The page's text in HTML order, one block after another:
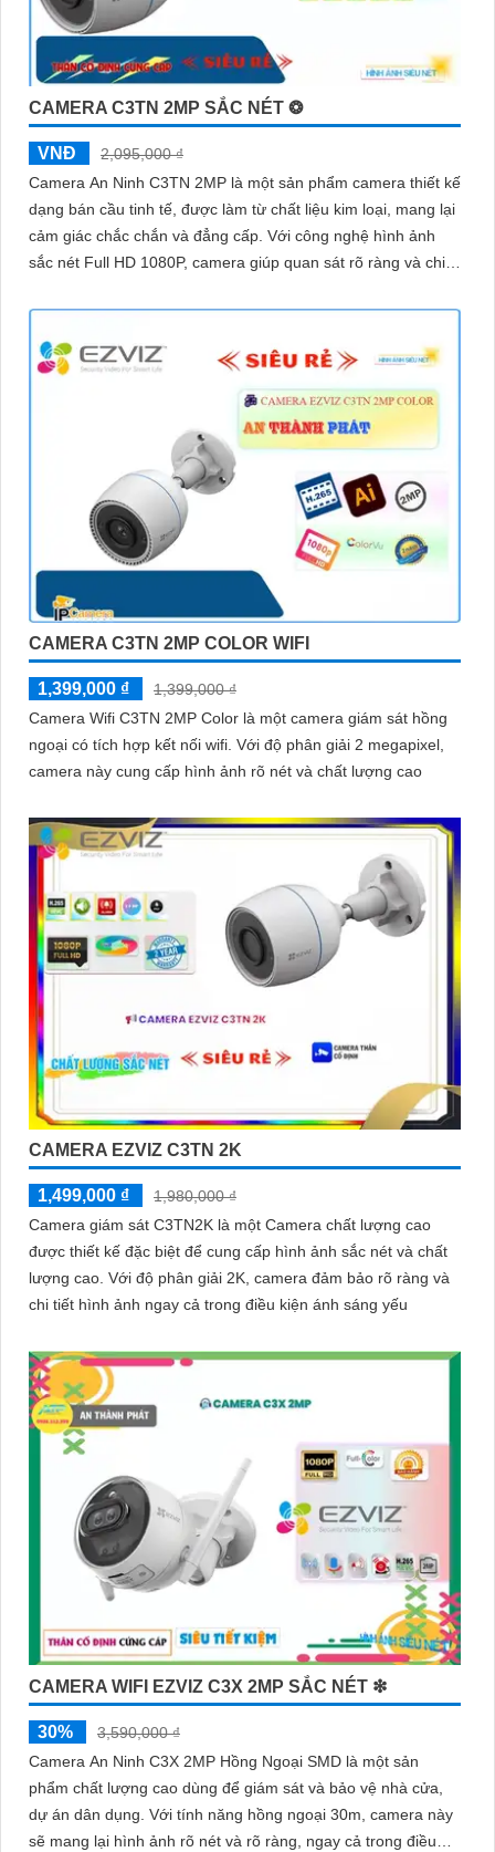
CAMERA C3TN 2MP SẮC NÉT ❂
VNĐ
2,095,000 ₫
Camera An Ninh C3TN 2MP là một sản phẩm camera thiết kế
dạng bán cầu tinh tế, được làm từ chất liệu kim loại, mang lại
cảm giác chắc chắn và đẳng cấp. Với công nghệ hình ảnh
sắc nét Full HD 1080P, camera giúp quan sát rõ ràng và chi
CAMERA C3TN 2MP COLOR WIFI
1,399,000 ₫
1,399,000 ₫
Camera Wifi C3TN 2MP Color là một camera giám sát hồng
ngoại có tích hợp kết nối wifi. Với độ phân giải 2 megapixel,
camera này cung cấp hình ảnh rõ nét và chất lượng cao
CAMERA EZVIZ C3TN 2K
1,499,000 ₫
1,980,000 ₫
Camera giám sát C3TN2K là một Camera chất lượng cao
được thiết kế đặc biệt để cung cấp hình ảnh sắc nét và chất
lượng cao. Với độ phân giải 2K, camera đảm bảo rõ ràng và
chi tiết hình ảnh ngay cả trong điều kiện ánh sáng yếu
CAMERA WIFI EZVIZ C3X 2MP SẮC NÉT ❇
30%
3,590,000 ₫
Camera An Ninh C3X 2MP Hồng Ngoại SMD là một sản
phẩm chất lượng cao dùng để giám sát và bảo vệ nhà cửa,
dự án dân dụng. Với tính năng hồng ngoại 30m, camera này
sẽ mang lại hình ảnh rõ nét và rõ ràng, ngay cả trong điều